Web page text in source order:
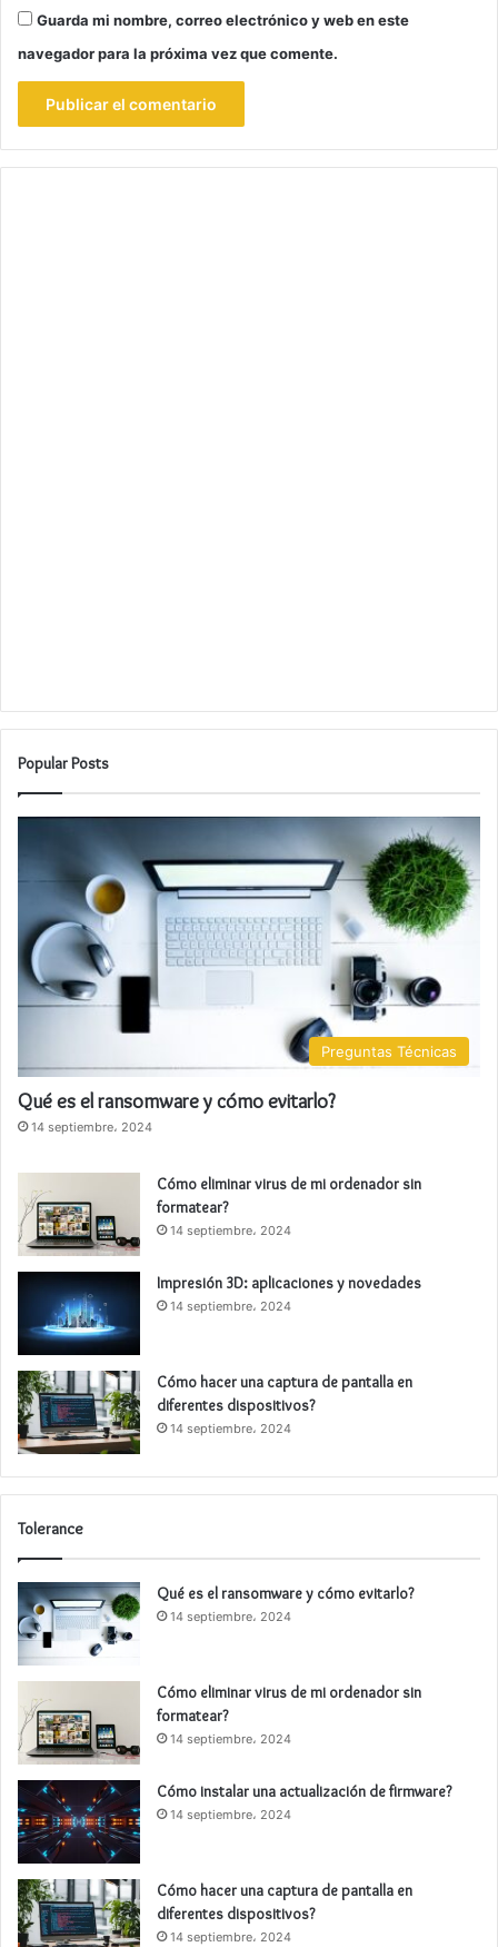
Guarda mi nombre, correo electrónico y web en este
navegador para la próxima vez que comente.
Popular Posts
Preguntas Técnicas
Qué es el ransomware y cómo evitarlo?
14 septiembre، 2024
Cómo eliminar virus de mi ordenador sin
formatear?
14 septiembre، 2024
Impresión 3D: aplicaciones y novedades
14 septiembre، 2024
Cómo hacer una captura de pantalla en
diferentes dispositivos?
14 septiembre، 2024
Tolerance
Qué es el ransomware y cómo evitarlo?
14 septiembre، 2024
Cómo eliminar virus de mi ordenador sin
formatear?
14 septiembre، 2024
Cómo instalar una actualización de firmware?
14 septiembre، 2024
Cómo hacer una captura de pantalla en
diferentes dispositivos?
14 septiembre، 2024